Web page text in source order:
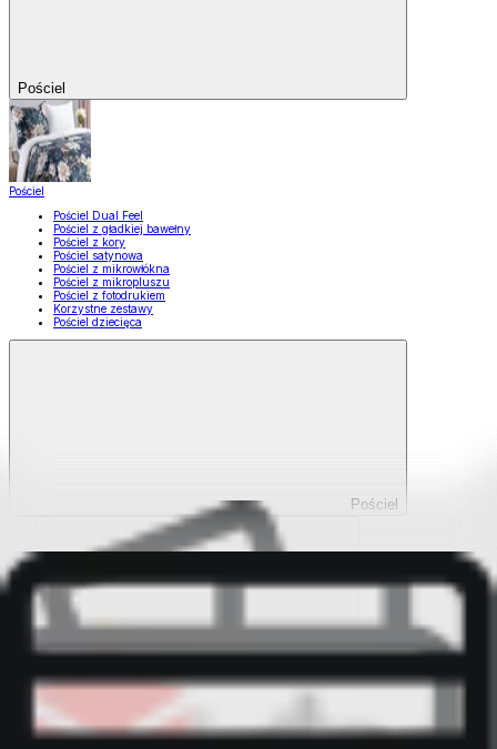
Pościel
Pościel
Pościel Dual Feel
Pościel z gładkiej bawełny
Pościel z kory
Pościel satynowa
Pościel z mikrowłókna
Pościel z mikropluszu
Pościel z fotodrukiem
Korzystne zestawy
Pościel dziecięca
Pościel